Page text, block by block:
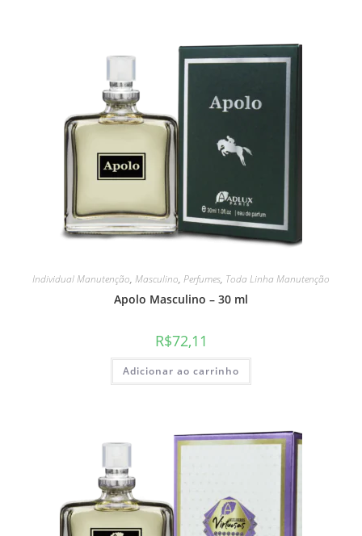
Individual Manutenção, Masculino, Perfumes, Toda Linha Manutenção
Apolo Masculino – 30 ml
R$72,11
Adicionar ao carrinho